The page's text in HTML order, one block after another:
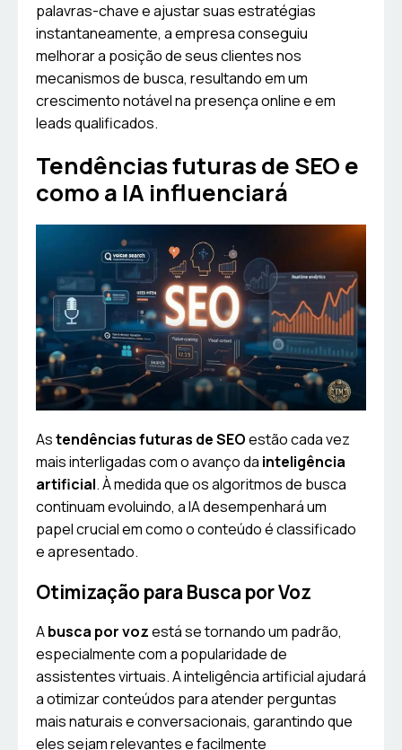
palavras-chave e ajustar suas estratégias
instantaneamente, a empresa conseguiu
melhorar a posição de seus clientes nos
mecanismos de busca, resultando em um
crescimento notável na presença online e em
leads qualificados.
Tendências futuras de SEO e
como a IA influenciará
Astendências futuras de SEOestão cada vez
mais interligadas com o avanço da inteligência
artificial. À medida que os algoritmos de busca
continuam evoluindo, a IA desempenhará um
papel crucial em como o conteúdo é classificado
e apresentado.
Otimização para Busca por Voz
Abusca por vozestá se tornando um padrão,
especialmente com a popularidade de
assistentes virtuais. A inteligência artificial ajudará
a otimizar conteúdos para atender perguntas
mais naturais e conversacionais, garantindo que
eles sejam relevantes e facilmente